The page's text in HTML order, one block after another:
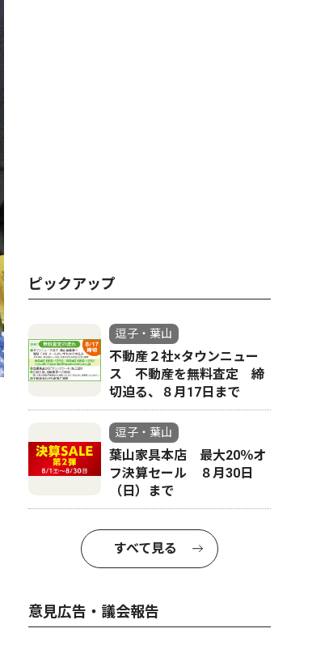
ピックアップ
逗子・葉山
不動産２社×タウンニュー
ス 不動産を無料査定 締
切迫る、８月17日まで
逗子・葉山
葉山家具本店 最大20％オ
フ決算セール ８月30日
（日）まで
すべて見る
意見広告・議会報告